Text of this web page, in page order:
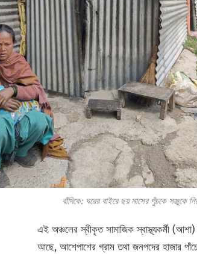
বাঁদিকে: ঘরের বাইরে ছয় মাসের পুঁচকে সঞ্জুকে
এই অঞ্চলের স্বীকৃত সামাজিক স্বাস্থ্যকর্মী (আশা)
আছে, আশেপাশের গ্রাম তথা জনপদের হাজার